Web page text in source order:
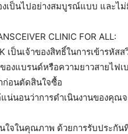
เป็นไปอย่างสมบูรณ์แบบ และไ
CLINIC FOR ALL:
เป็นเจ้าของสิทธิ์ในการเข้าร
องแบรนด์หรือความยาวสายไฟ
ก่อนตัดสินใจซื้อ
น่นอนว่าการดำเนินงานของคุณ
ใจในคุณภาพ ด้วยการรับประกั